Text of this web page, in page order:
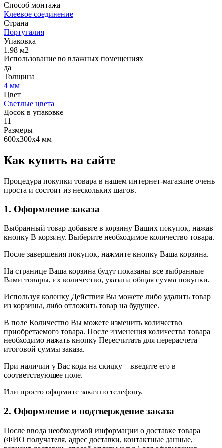
Способ монтажа
Клеевое соединение
Страна
Португалия
Упаковка
1.98 м2
Использование во влажных помещениях
да
Толщина
4 мм
Цвет
Светлые цвета
Досок в упаковке
11
Размеры
600х300х4 мм
Как купить на сайте
Процедура покупки товара в нашем интернет-магазине очень
проста и состоит из нескольких шагов.
1. Оформление заказа
Выбранный товар добавьте в корзину Ваших покупок, нажав
кнопку В корзину. Выберите необходимое количество товара.
После завершения покупок, нажмите кнопку Ваша корзина.
На странице Ваша корзина будут показаны все выбранные
Вами товары, их количество, указана общая сумма покупки.
Используя колонку Действия Вы можете либо удалить товар
из корзины, либо отложить товар на будущее.
В поле Количество Вы можете изменить количество
приобретаемого товара. После изменения количества товара
необходимо нажать кнопку Пересчитать для перерасчета
итоговой суммы заказа.
При наличии у Вас кода на скидку – введите его в
соответствующее поле.
Или просто оформите заказ по телефону.
2. Оформление и подтверждение заказа
После ввода необходимой информации о доставке товара
(ФИО получателя, адрес доставки, контактные данные,